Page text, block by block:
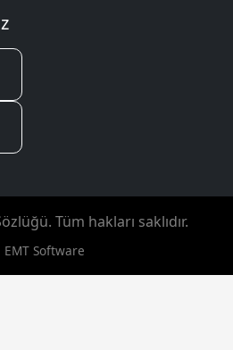
Tüm hakları saklıdır.
EMT Software